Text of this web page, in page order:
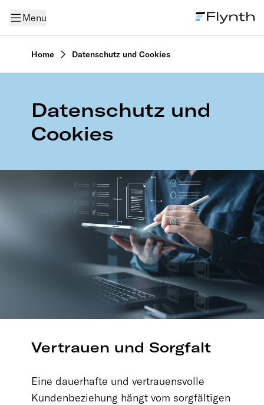
Menu
Home Datenschutz und Cookies
Datenschutz und
Cookies
Vertrauen und Sorgfalt
Eine dauerhafte und vertrauensvolle
Kundenbeziehung hängt vom sorgfältigen